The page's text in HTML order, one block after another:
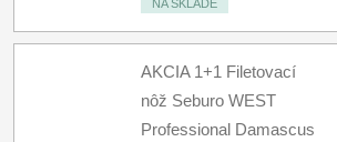
NA SKLADE
AKCIA 1+1 Filetovací
nôž Seburo WEST
Professional Damascus